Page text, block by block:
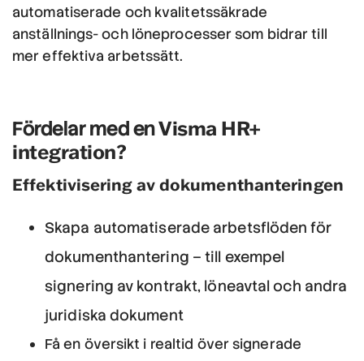
automatiserade och kvalitetssäkrade
anställnings- och löneprocesser som bidrar till
mer effektiva arbetssätt.
Fördelar med enVisma HR+
integration?
Effektivisering av dokumenthanteringen
Skapa automatiserade arbetsflöden för
dokumenthantering – till exempel
signering av kontrakt, löneavtal och andra
juridiska dokument
Få en översikt i realtid över signerade